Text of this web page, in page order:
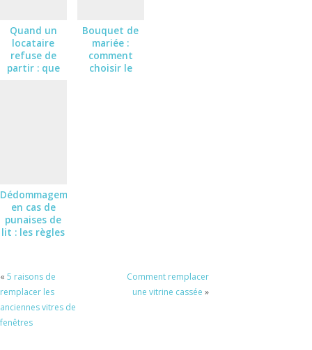
Quand un
locataire
refuse de
partir : que
Bouquet de
mariée :
comment
choisir le
Dédommagement
en cas de
punaises de
lit : les règles
« 5 raisons de
remplacer les
anciennes vitres de
fenêtres
Comment remplacer
une vitrine cassée »